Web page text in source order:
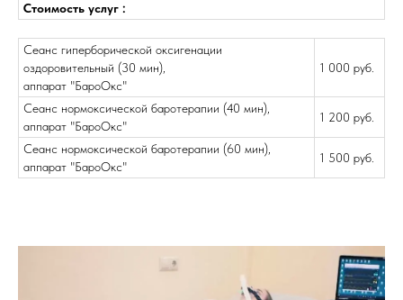
Стоимость услуг :
Сеанс гиперборической оксигенации
оздоровительный (30 мин),
аппарат "БароОкс"
1 000 руб.
Сеанс нормоксической баротерапии (40 мин),
аппарат "БароОкс"
1 200 руб.
Сеанс нормоксической баротерапии (60 мин),
аппарат "БароОкс"
1 500 руб.